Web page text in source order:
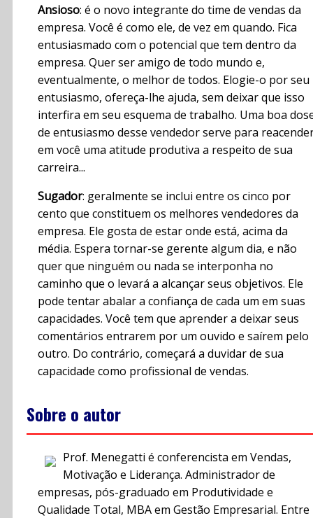
Ansioso: é o novo integrante do time de vendas da
empresa. Você é como ele, de vez em quando. Fica
entusiasmado com o potencial que tem dentro da
empresa. Quer ser amigo de todo mundo e,
eventualmente, o melhor de todos. Elogie-o por seu
entusiasmo, ofereça-lhe ajuda, sem deixar que isso
interfira em seu esquema de trabalho. Uma boa
de entusiasmo desse vendedor serve para
em você uma atitude produtiva a respeito de sua
carreira...
Sugador: geralmente se inclui entre os cinco por
cento que constituem os melhores vendedores da
empresa. Ele gosta de estar onde está, acima da
média. Espera tornar-se gerente algum dia, e não
quer que ninguém ou nada se interponha no
caminho que o levará a alcançar seus objetivos. Ele
pode tentar abalar a confiança de cada um em suas
capacidades. Você tem que aprender a deixar seus
comentários entrarem por um ouvido e saírem pelo
outro. Do contrário, começará a duvidar de sua
capacidade como profissional de vendas.
Sobre o autor
Prof. Menegatti é conferencista em Vendas,
Motivação e Liderança. Administrador de
empresas, pós-graduado em Produtividade e
Qualidade Total, MBA em Gestão Empresarial. Entre